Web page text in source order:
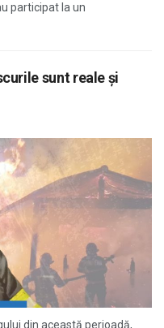
participat la un
sunt reale și
din această perioadă,